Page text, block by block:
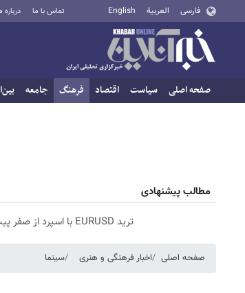
فارسی العربية English تماس با ما درباره
صفحه اصلی سیاست اقتصاد فرهنگ جامعه
مطالب پیشنهادی
ترید EURUSD با اسپرد از صفر پیپ
صفحه اصلی اخبار فرهنگی و هنری سینما